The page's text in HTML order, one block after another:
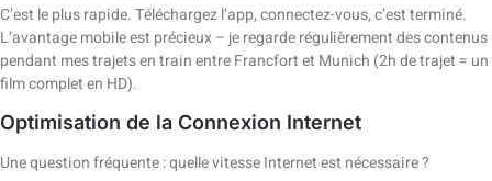
C’est le plus rapide. Téléchargez l’app, connectez-vous, c’est terminé.
L’avantage mobile est précieux – je regarde régulièrement des contenus
pendant mes trajets en train entre Francfort et Munich (2h de trajet = un
film complet en HD).
Optimisation de la Connexion Internet
Une question fréquente : quelle vitesse Internet est nécessaire ?